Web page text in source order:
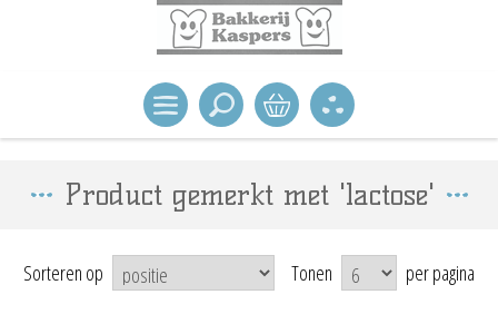
Product gemerkt met 'lactose'
Sorteren op Tonen per pagina